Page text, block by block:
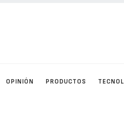
OPINIÓN PRODUCTOS